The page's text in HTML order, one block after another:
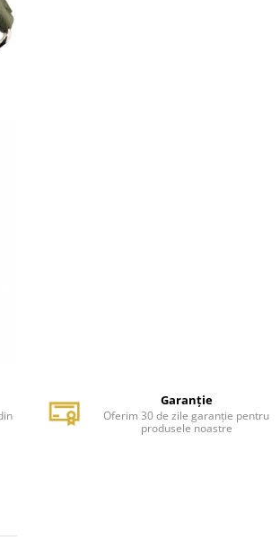
Garanție
Oferim 30 de zile garanție pentru
produsele noastre